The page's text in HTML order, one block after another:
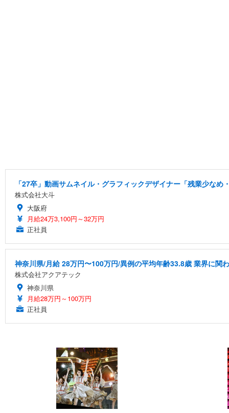
「27卒」動画サムネイル・グラフィックデザイナー「残業少な
株式会社大斗
大阪府
月給24万3,100円～32万円
正社員
神奈川県/月給 28万円〜100万円/異例の平均年齢33.8歳 業界に関
株式会社アクアテック
神奈川県
月給28万円～100万円
正社員